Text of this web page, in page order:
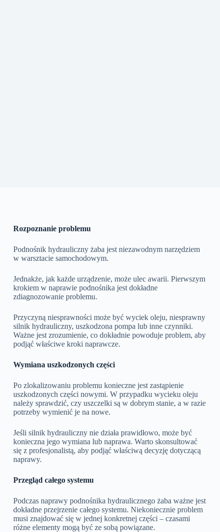
Rozpoznanie problemu
Podnośnik hydrauliczny żaba jest niezawodnym narzędziem
w warsztacie samochodowym.
Jednakże, jak każde urządzenie, może ulec awarii. Pierwszym
krokiem w naprawie podnośnika jest dokładne
zdiagnozowanie problemu.
Przyczyną niesprawności może być wyciek oleju, niesprawny
silnik hydrauliczny, uszkodzona pompa lub inne czynniki.
Ważne jest zrozumienie, co dokładnie powoduje problem, aby
podjąć właściwe kroki naprawcze.
Wymiana uszkodzonych części
Po zlokalizowaniu problemu konieczne jest zastąpienie
uszkodzonych części nowymi. W przypadku wycieku oleju
należy sprawdzić, czy uszczelki są w dobrym stanie, a w razie
potrzeby wymienić je na nowe.
Jeśli silnik hydrauliczny nie działa prawidłowo, może być
konieczna jego wymiana lub naprawa. Warto skonsultować
się z profesjonalistą, aby podjąć właściwą decyzję dotyczącą
naprawy.
Przegląd całego systemu
Podczas naprawy podnośnika hydraulicznego żaba ważne jest
dokładne przejrzenie całego systemu. Niekoniecznie problem
musi znajdować się w jednej konkretnej części – czasami
różne elementy mogą być ze sobą powiązane.